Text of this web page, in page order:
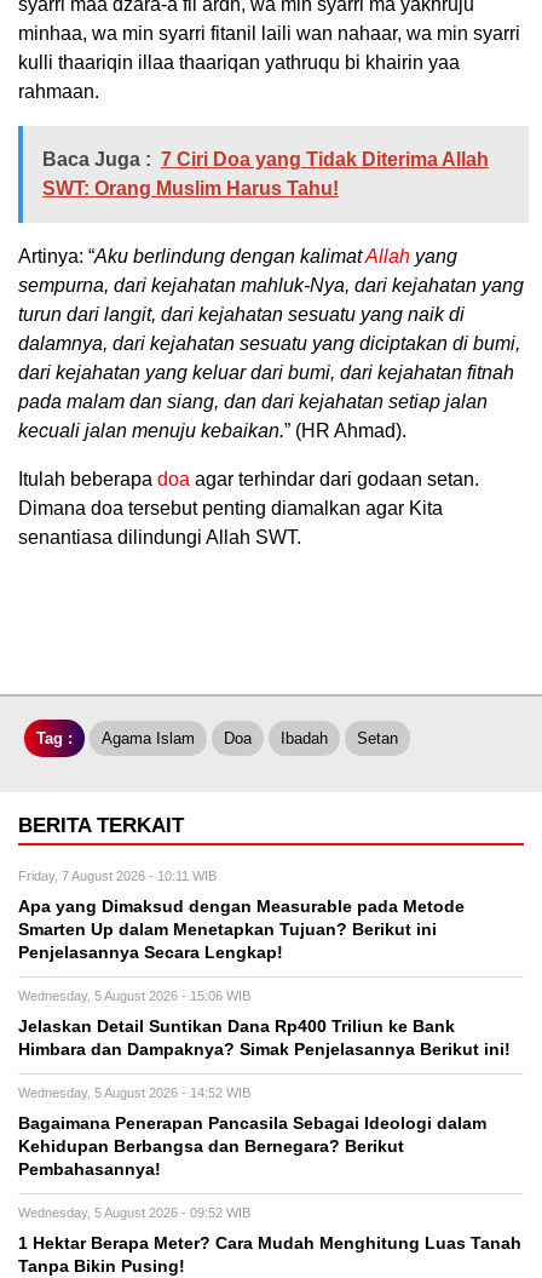
syarri maa dzara-a fil ardh, wa min syarri ma yakhruju
minhaa, wa min syarri fitanil laili wan nahaar, wa min syarri
kulli thaariqin illaa thaariqan yathruqu bi khairin yaa
rahmaan.
Baca Juga : 7 Ciri Doa yang Tidak Diterima Allah
SWT: Orang Muslim Harus Tahu!
Artinya: “Aku berlindung dengan kalimatAllah yang
sempurna, dari kejahatan mahluk-Nya, dari kejahatan yang
turun dari langit, dari kejahatan sesuatu yang naik di
dalamnya, dari kejahatan sesuatu yang diciptakan di bumi,
dari kejahatan yang keluar dari bumi, dari kejahatan fitnah
pada malam dan siang, dan dari kejahatan setiap jalan
kecuali jalan menuju kebaikan.” (HR Ahmad).
Itulah beberapa doa agar terhindar dari godaan setan.
Dimana doa tersebut penting diamalkan agar Kita
senantiasa dilindungi Allah SWT.
Tag : Agama Islam Doa Ibadah Setan
BERITA TERKAIT
Friday, 7 August 2026 - 10:11 WIB
Apa yang Dimaksud dengan Measurable pada Metode
Smarten Up dalam Menetapkan Tujuan? Berikut ini
Penjelasannya Secara Lengkap!
Wednesday, 5 August 2026 - 15:06 WIB
Jelaskan Detail Suntikan Dana Rp400 Triliun ke Bank
Himbara dan Dampaknya? Simak Penjelasannya Berikut ini!
Wednesday, 5 August 2026 - 14:52 WIB
Bagaimana Penerapan Pancasila Sebagai Ideologi dalam
Kehidupan Berbangsa dan Bernegara? Berikut
Pembahasannya!
Wednesday, 5 August 2026 - 09:52 WIB
1 Hektar Berapa Meter? Cara Mudah Menghitung Luas Tanah
Tanpa Bikin Pusing!